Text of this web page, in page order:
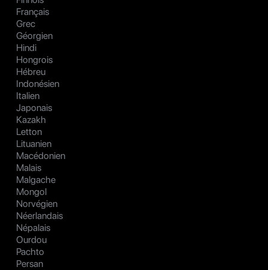
Français
Grec
Géorgien
Hindi
Hongrois
Hébreu
Indonésien
Italien
Japonais
Kazakh
Letton
Lituanien
Macédonien
Malais
Malgache
Mongol
Norvégien
Néerlandais
Népalais
Ourdou
Pachto
Persan